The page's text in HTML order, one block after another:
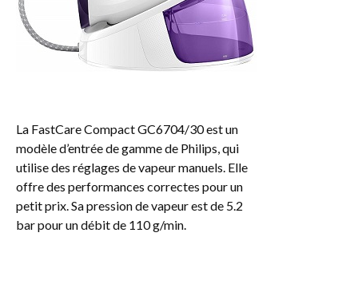
La FastCare Compact GC6704/30 est un
modèle d’entrée de gamme de Philips, qui
utilise des réglages de vapeur manuels. Elle
offre des performances correctes pour un
petit prix. Sa pression de vapeur est de 5.2
bar pour un débit de 110 g/min.